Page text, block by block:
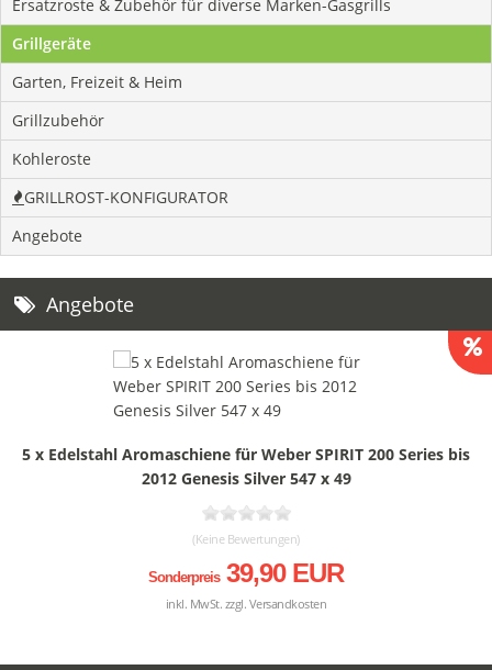
Ersatzroste & Zubehör für diverse Marken-Gasgrills
Grillgeräte
Garten, Freizeit & Heim
Grillzubehör
Kohleroste
GRILLROST-KONFIGURATOR
Angebote
Angebote
5 x Edelstahl Aromaschiene für Weber SPIRIT 200 Series bis
2012 Genesis Silver 547 x 49
(Keine Bewertungen)
Sonderpreis39,90 EUR
inkl. MwSt. zzgl. Versandkosten